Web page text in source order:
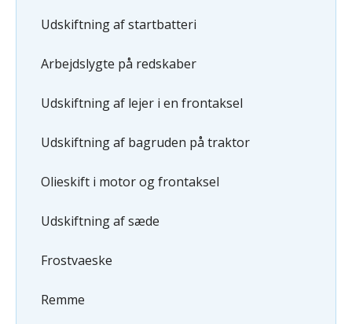
Udskiftning af startbatteri
Arbejdslygte på redskaber
Udskiftning af lejer i en frontaksel
Udskiftning af bagruden på traktor
Olieskift i motor og frontaksel
Udskiftning af sæde
Frostvaeske
Remme